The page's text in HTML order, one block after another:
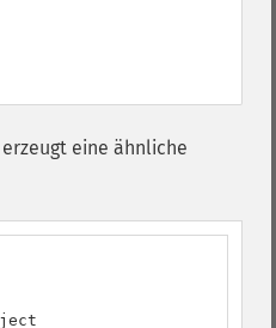
eine ähnliche